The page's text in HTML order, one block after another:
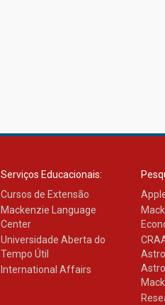
Serviços Educacionais:
Cursos de Extensão
Mackenzie Language
Center
Universidade Aberta do
Tempo Útil
International Affairs